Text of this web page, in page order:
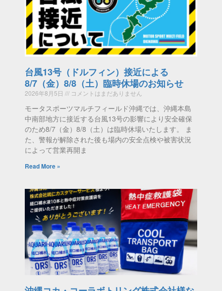
台風13号（ドルフィン）接近による
8/7（金）8/8（土）臨時休場のお知らせ
2026年8月5日 コメントはまだありません
モータスポーツマルチフィールド沖縄では、沖縄本島
中南部地方に接近する台風13号の影響により安全確保
のため8/7（金）8/8（土）は臨時休場いたします。 ま
た、警報が解除された後も場内の安全点検や被害状況
によって営業再開ま
Read More »